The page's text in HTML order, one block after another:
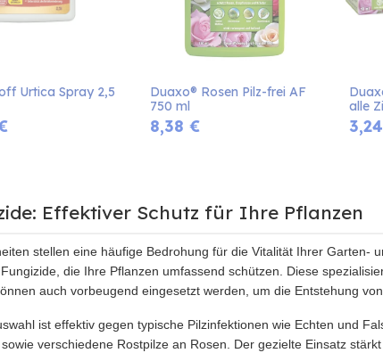
Urtica Spray 2,5
Duaxo® Rosen Pilz-frei AF
750 ml
8,38 €
alle
3,24
Effektiver Schutz für Ihre Pflanzen
stellen eine häufige Bedrohung für die Vitalität Ihrer Garten-
die Ihre Pflanzen umfassend schützen. Diese
auch vorbeugend eingesetzt werden, um die Entstehung
ist effektiv gegen typische Pilzinfektionen wie Echten und
verschiedene Rostpilze an Rosen. Der gezielte Einsatz